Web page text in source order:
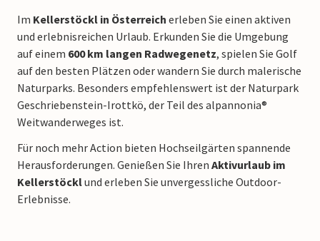
Im Kellerstöckl in Österreich erleben Sie einen aktiven
und erlebnisreichen Urlaub. Erkunden Sie die Umgebung
auf einem 600 km langen Radwegenetz, spielen Sie Golf
auf den besten Plätzen oder wandern Sie durch malerische
Naturparks. Besonders empfehlenswert ist der Naturpark
Geschriebenstein-Irottkö, der Teil des alpannonia®
Weitwanderweges ist.
Für noch mehr Action bieten Hochseilgärten spannende
Herausforderungen. Genießen Sie Ihren Aktivurlaub im
Kellerstöcklund erleben Sie unvergessliche Outdoor-
Erlebnisse.